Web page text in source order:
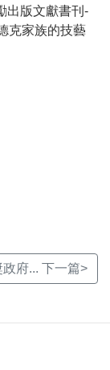
出版文獻書刊-
克家族的技藝
府... 下一篇>